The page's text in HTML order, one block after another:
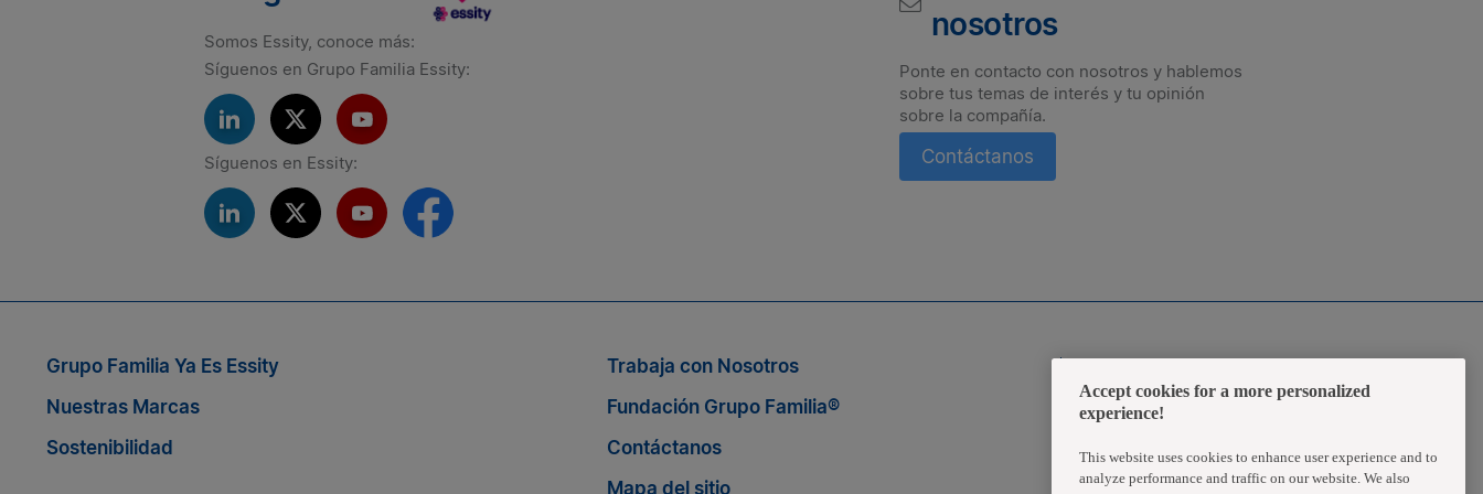
Somos Essity, conoce más:
Síguenos en Grupo Familia Essity:
Síguenos en Essity:
nosotros
Ponte en contacto con nosotros y hablemos
sobre tus temas de interés y tu opinión
sobre la compañía.
Contáctanos
Grupo Familia Ya Es Essity
Nuestras Marcas
Sostenibilidad
Trabaja con Nosotros
Fundación Grupo Familia®
Contáctanos
Mapa del sitio
Empleados
Clientes
Accept cookies for a more personalized
experience!
This website uses cookies to enhance user experience and to
analyze performance and traffic on our website. We also